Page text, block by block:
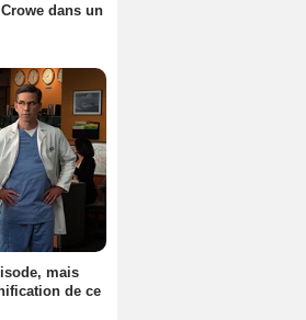
dans un
mais
de ce